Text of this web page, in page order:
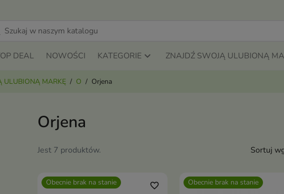
DEAL NOWOŚCI KATEGORIE ZNAJDŹ SWOJĄ ULUBIONĄ
ULUBIONĄ MARKĘ O Orjena
Orjena
Jest 7 produktów. Sortuj
Obecnie brak na stanie favorite_border Obecnie brak na stanie